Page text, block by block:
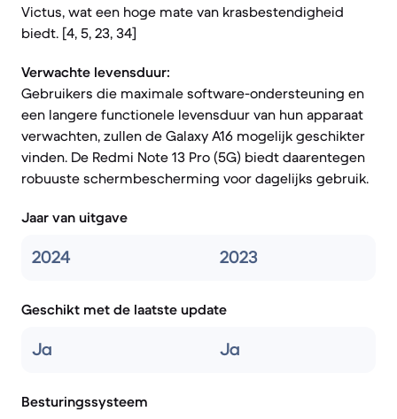
Victus, wat een hoge mate van krasbestendigheid
biedt. [4, 5, 23, 34]
Verwachte levensduur:
Gebruikers die maximale software-ondersteuning en
een langere functionele levensduur van hun apparaat
verwachten, zullen de Galaxy A16 mogelijk geschikter
vinden. De Redmi Note 13 Pro (5G) biedt daarentegen
robuuste schermbescherming voor dagelijks gebruik.
Jaar van uitgave
2024 2023
Geschikt met de laatste update
Ja Ja
Besturingssysteem